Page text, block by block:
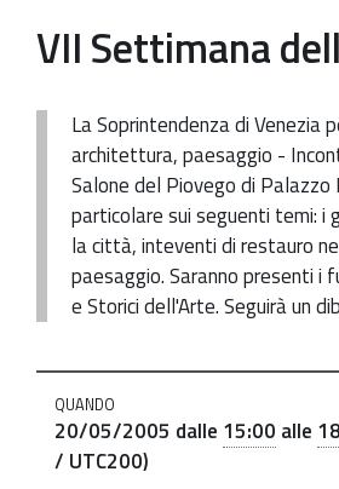
Εργοτάξια
VII Settimana
La Soprintendenza di Venezia
architettura, paesaggio -
Salone del Piovego di Palazzo
particolare sui seguenti temi: i
la città, inteventi di restauro
paesaggio. Saranno presenti i
e Storici dell'Arte. Seguirà un
VII
Settimana
QUANDO
20/05/2005 dalle 15:00 alle
/ UTC200)